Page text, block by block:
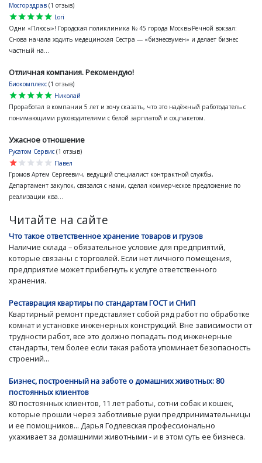
Мосгорздрав (1 отзыв)
star
star
star
star
star
Lori
Одни «Плюсы»! Городская поликлиника № 45 города МосквыРечной вокзал:
Снова начала ходить медецинская Сестра — «бизнесвумен» и делает бизнес
частный на...
Отличная компания. Рекомендую!
Биокомплекс (1 отзыв)
star
star
star
star
star
Николай
Проработал в компании 5 лет и хочу сказать, что это надёжный работодатель с
понимающими руководителями с белой зарплатой и соцпакетом.
Ужасное отношение
Русатом Сервис (1 отзыв)
star
star
star
star
star
Павел
Громов Артем Сергеевич, ведущий специалист контрактной службы,
Департамент закупок, связался с нами, сделал коммерческое предложение по
реализации ква...
Читайте на сайте
Что такое ответственное хранение товаров и грузов
Наличие склада – обязательное условие для предприятий,
которые связаны с торговлей. Если нет личного помещения,
предприятие может прибегнуть к услуге ответственного
хранения.
Реставрация квартиры по стандартам ГОСТ и СНиП
Квартирный ремонт представляет собой ряд работ по обработке
комнат и установке инженерных конструкций. Вне зависимости от
трудности работ, все это должно попадать под инженерные
стандарты, тем более если такая работа упоминает безопасность
строений...
Бизнес, построенный на заботе о домашних животных: 80
постоянных клиентов
80 постоянных клиентов, 11 лет работы, сотни собак и кошек,
которые прошли через заботливые руки предпринимательницы
и ее помощников... Дарья Годлевская профессионально
ухаживает за домашними животными - и в этом суть ее бизнеса.